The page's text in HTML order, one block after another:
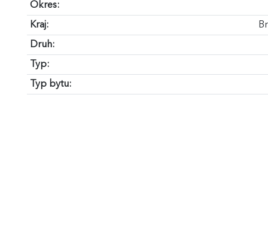
Okres:
Kraj:
Druh:
Typ:
Typ bytu: